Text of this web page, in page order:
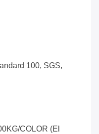
100, SGS,
COLOR (el